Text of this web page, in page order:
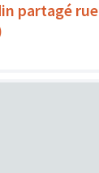
partagé rue